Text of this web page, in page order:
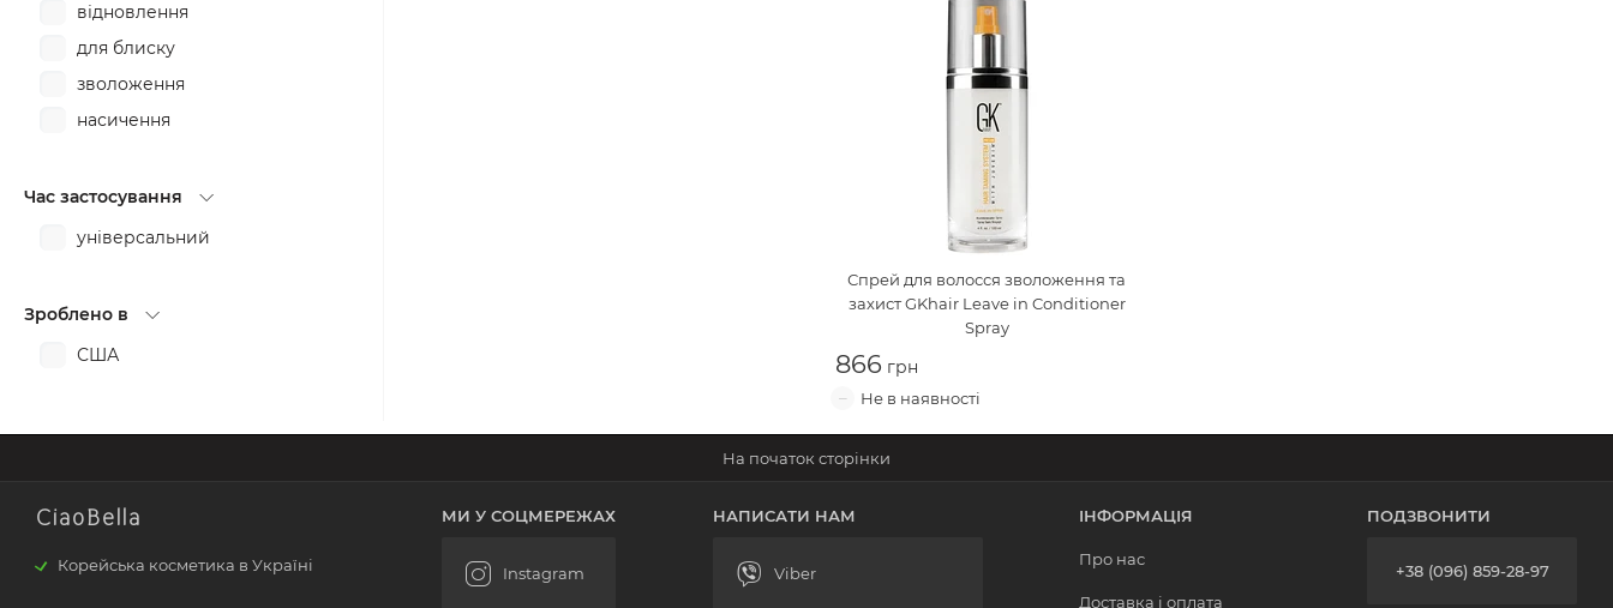
відновлення
для блиску
зволоження
насичення
Час застосування
універсальний
Зроблено в
США
Спрей для волосся зволоження та
захист GKhair Leave in Conditioner
Spray
866
CiaoBella
Корейська косметика в Україні
МИ У СОЦМЕРЕЖАХ НАПИСАТИ НАМ ІНФОРМАЦІЯ
Про нас
Доставка і оплата
ПОДЗВОНИТИ
+38 (096) 859-28-97